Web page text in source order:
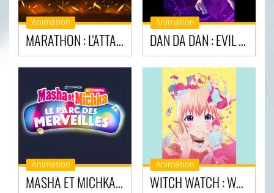
Animation
MARATHON : L'ATTAQUE DES TITANS
Animation
DAN DA DAN : EVIL EYE
Animation
MASHA ET MICHKA AU CINÉMA: PARC DES MERVEILLES ET AUTRES AVENTURES
Animation
WITCH WATCH : WATCH PARTY